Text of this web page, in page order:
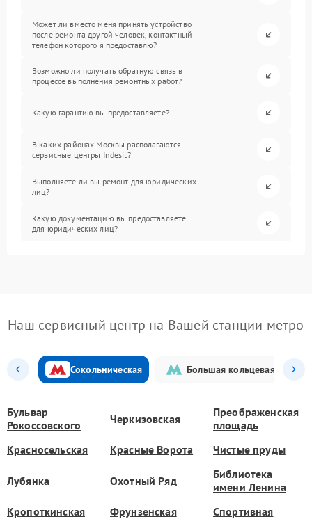
Может ли вместо меня принять устройство
после ремонта другой человек, контактный
телефон которого я предоставлю?
Возможно ли получать обратную связь в
процессе выполнения ремонтных работ?
Какую гарантию вы предоставляете?
В каких районах Москвы располагаются
сервисные центры Indesit?
Выполняете ли вы ремонт для юридических
лиц?
Какую документацию вы предоставляете
для юридических лиц?
Наш сервисный центр на Вашей станции метро
Сокольническая Большая кольцевая
Бульвар
Рокоссовского
Черкизовская
Преображенская
площадь
Красносельская
Красные Ворота Чистые пруды
Лубянка Охотный Ряд
Библиотека
имени Ленина
Кропоткинская
Фрунзенская Спортивная